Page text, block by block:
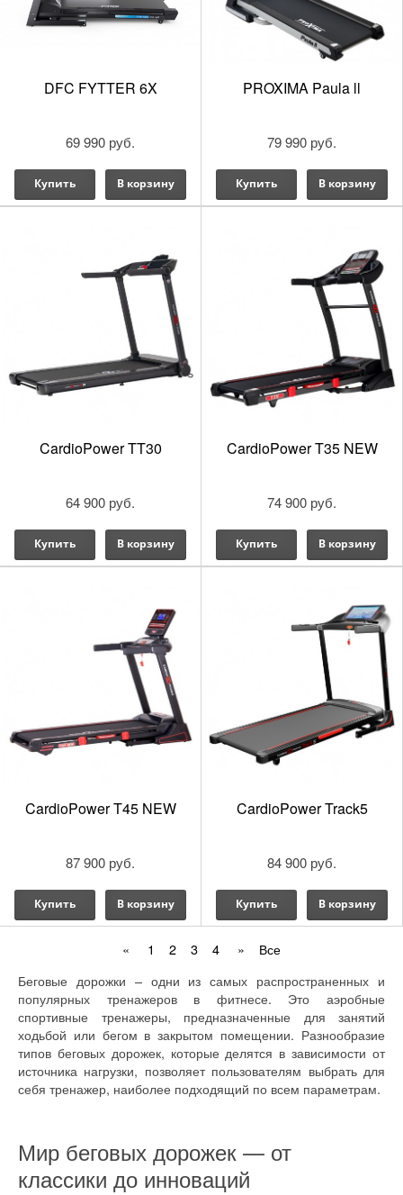
DFC FYTTER 6X
69 990 руб.
Купить В корзину
PROXIMA Paula ll
79 990 руб.
Купить В корзину
CardioPower TT30
64 900 руб.
Купить В корзину
CardioPower T35 NEW
74 900 руб.
Купить В корзину
CardioPower T45 NEW
87 900 руб.
Купить В корзину
CardioPower Track5
84 900 руб.
Купить В корзину
« 1 2 3 4 »
Все
Беговые дорожки – одни из самых распространенных и
популярных тренажеров в фитнесе. Это аэробные
спортивные тренажеры, предназначенные для занятий
ходьбой или бегом в закрытом помещении. Разнообразие
типов беговых дорожек, которые делятся в зависимости от
источника нагрузки, позволяет пользователям выбрать для
себя тренажер, наиболее подходящий по всем параметрам.
Мир беговых дорожек — от
классики до инноваций